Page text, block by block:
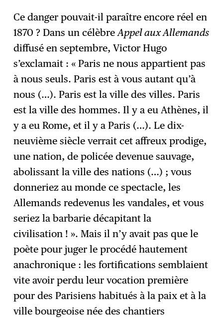
Ce danger pouvait-il paraître encore réel en
1870 ? Dans un célèbreAppel aux Allemands
diffusé en septembre, Victor Hugo
s’exclamait : « Paris ne nous appartient pas
à nous seuls. Paris est à vous autant qu’à
nous (…). Paris est la ville des villes. Paris
est la ville des hommes. Il y a eu Athènes, il
y a eu Rome, et il y a Paris (…). Le dix-
neuvième siècle verrait cet affreux prodige,
une nation, de policée devenue sauvage,
abolissant la ville des nations (…) ; vous
donneriez au monde ce spectacle, les
Allemands redevenus les vandales, et vous
seriez la barbarie décapitant la
civilisation ! ». Mais il n’y avait pas que le
poète pour juger le procédé hautement
anachronique : les fortifications semblaient
vite avoir perdu leur vocation première
pour des Parisiens habitués à la paix et à la
ville bourgeoise née des chantiers